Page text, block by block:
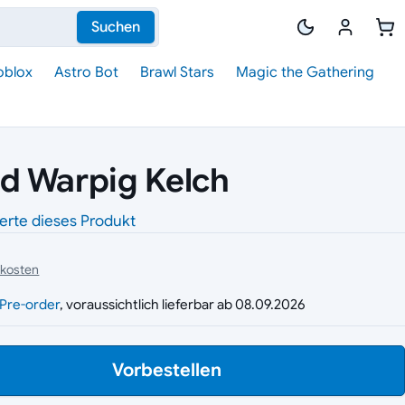
Suchen
Astro Bot Brawl Stars Magic the Gathering
Warpig Kelch
dieses Produkt
Pre-order, voraussichtlich lieferbar ab 08.09.2026
Vorbestellen